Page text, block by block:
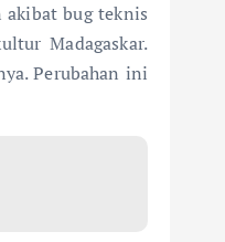
akibat bug teknis
Madagaskar.
Perubahan ini